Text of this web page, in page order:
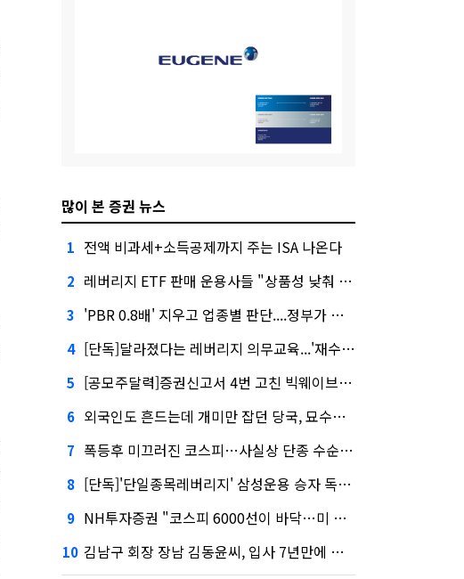
많이 본 증권 뉴스
1 전액 비과세+소득공제까지 주는 ISA 나온다
2 레버리지 ETF 판매 운용사들 "상품성 낮춰 사라지게 해야"…일부 신중론도
3 'PBR 0.8배' 지우고 업종별 판단....정부가 제시한 '주가 누르기' 방지법
4 [단독]달라졌다는 레버리지 의무교육...'재수강 건너뛰기' 허점
5 [공모주달력]증권신고서 4번 고친 빅웨이브로보틱스, 수요예측
6 외국인도 흔드는데 개미만 잡던 당국, 묘수는 과다호가부담금?
7 폭등후 미끄러진 코스피…사실상 단종 수순 밟는 '단종레'
8 [단독]'단일종목레버리지' 삼성운용 승자 독식...운용수익 미래에셋의 6배
9 NH투자증권 "코스피 6000선이 바닥…미 금리 안정 후 추가 회복"
10 김남구 회장 장남 김동윤씨, 입사 7년만에 한투증권 임원 승진